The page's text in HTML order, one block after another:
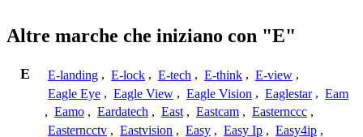
Altre marche che iniziano con "E"
E E-landing , E-lock , E-tech , E-think , E-view ,
Eagle Eye , Eagle View , Eagle Vision , Eaglestar , Eam
, Eamo , Eardatech , East , Eastcam , Easternccc ,
Easterncctv , Eastvision , Easy , Easy Ip , Easy4ip ,